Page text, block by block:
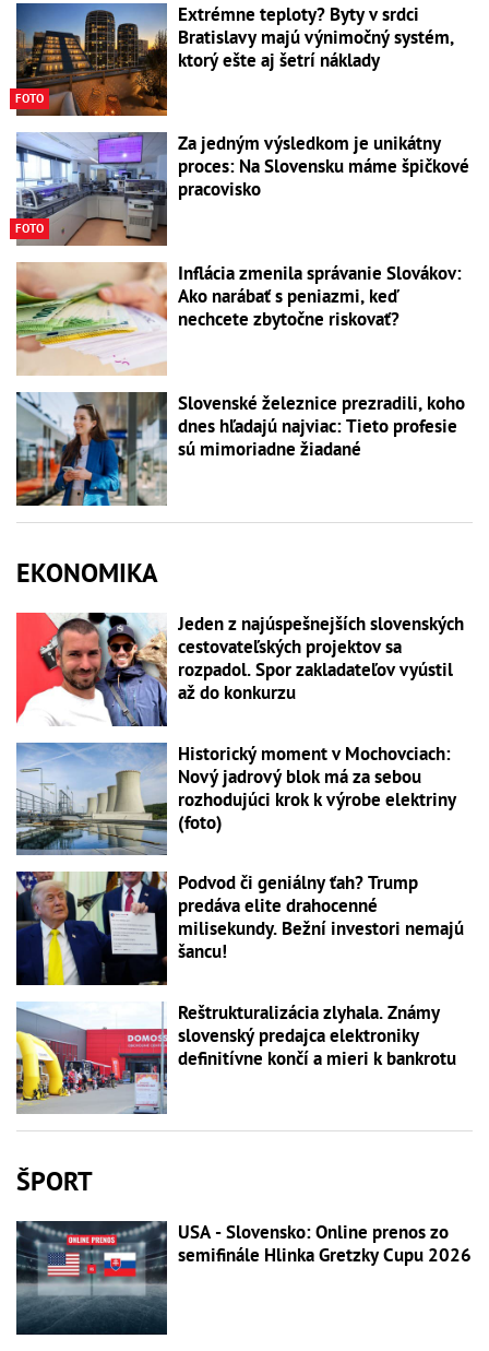
FOTO
Extrémne teploty? Byty v srdci
Bratislavy majú výnimočný systém,
ktorý ešte aj šetrí náklady
FOTO
Za jedným výsledkom je unikátny
proces: Na Slovensku máme špičkové
pracovisko
Inflácia zmenila správanie Slovákov:
Ako narábať s peniazmi, keď
nechcete zbytočne riskovať?
Slovenské železnice prezradili, koho
dnes hľadajú najviac: Tieto profesie
sú mimoriadne žiadané
EKONOMIKA
Jeden z najúspešnejších slovenských
cestovateľských projektov sa
rozpadol. Spor zakladateľov vyústil
až do konkurzu
Historický moment v Mochovciach:
Nový jadrový blok má za sebou
rozhodujúci krok k výrobe elektriny
(foto)
Podvod či geniálny ťah? Trump
predáva elite drahocenné
milisekundy. Bežní investori nemajú
šancu!
Reštrukturalizácia zlyhala. Známy
slovenský predajca elektroniky
definitívne končí a mieri k bankrotu
ŠPORT
USA - Slovensko: Online prenos zo
semifinále Hlinka Gretzky Cupu 2026